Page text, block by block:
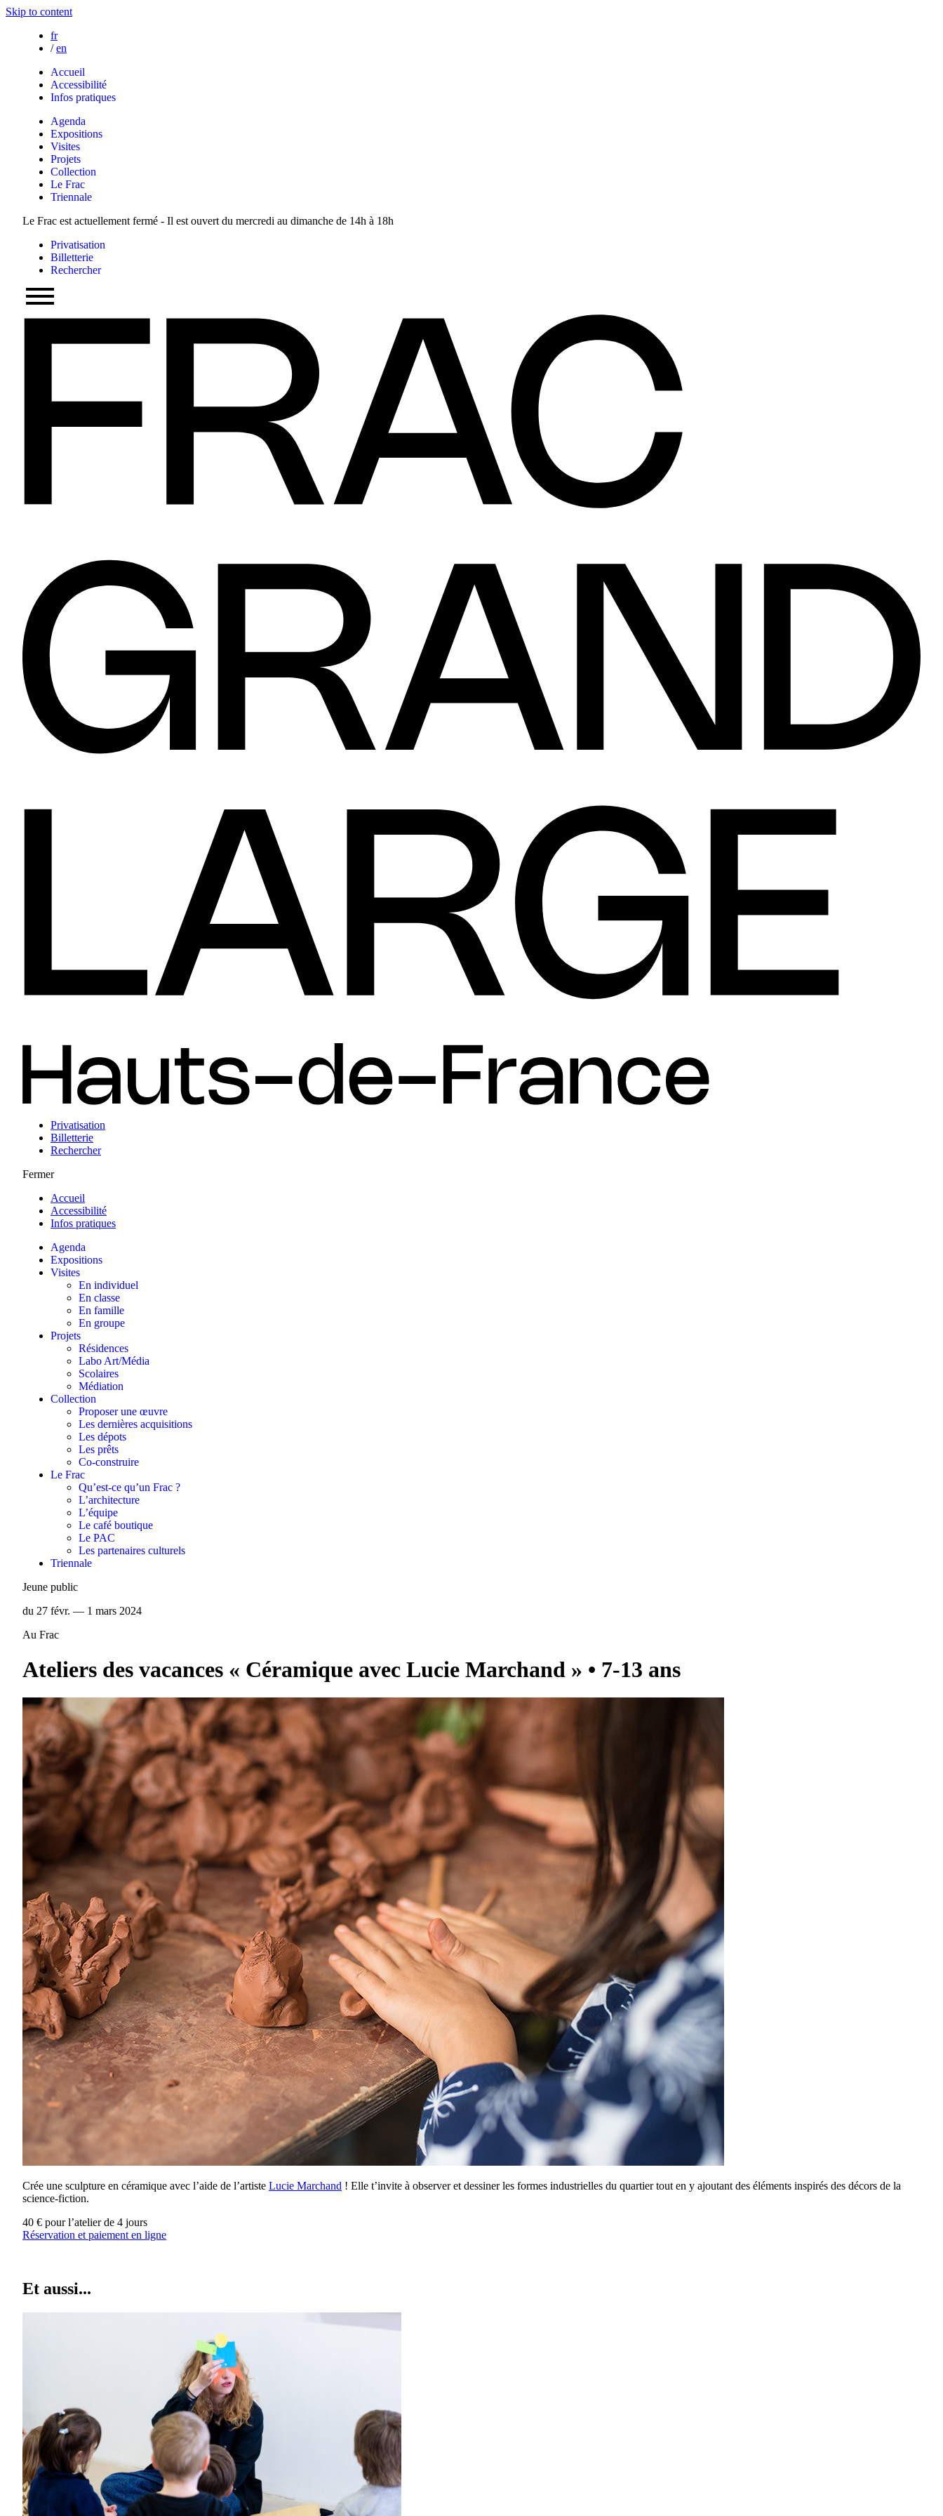
Skip to content
fr
/ en
Accueil
Accessibilité
Infos pratiques
Agenda
Expositions
Visites
Projets
Collection
Le Frac
Triennale
Le Frac est actuellement fermé - Il est ouvert du mercredi au dimanche de 14h à 18h
Privatisation
Billetterie
Rechercher
Privatisation
Billetterie
Rechercher
Fermer
Accueil
Accessibilité
Infos pratiques
Agenda
Expositions
Visites
En individuel
En classe
En famille
En groupe
Projets
Résidences
Labo Art/Média
Scolaires
Médiation
Collection
Proposer une œuvre
Les dernières acquisitions
Les dépots
Les prêts
Co-construire
Le Frac
Qu’est-ce qu’un Frac ?
L’architecture
L’équipe
Le café boutique
Le PAC
Les partenaires culturels
Triennale
Jeune public
du 27 févr. — 1 mars 2024
Au Frac
Ateliers des vacances « Céramique avec Lucie Marchand » • 7-13 ans
Crée une sculpture en céramique avec l’aide de l’artiste Lucie Marchand ! Elle t’invite à observer et dessiner les formes industrielles du quartier tout en y ajoutant des éléments inspirés des décors de la
science-fiction.
40 € pour l’atelier de 4 jours
Réservation et paiement en ligne
Et aussi...